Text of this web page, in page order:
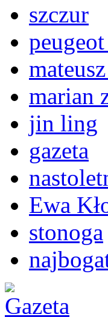
szczur
marian
jin ling
gazeta
Ewa
stonoga